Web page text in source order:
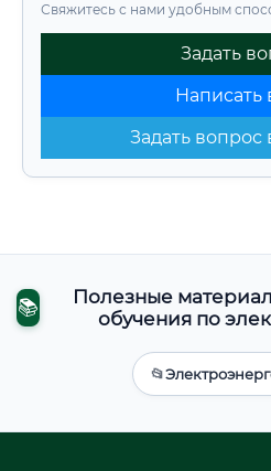
Свяжитесь с нами удобным
Задать
Написать
Задать вопрос
📚
Полезные
обучения по
📂